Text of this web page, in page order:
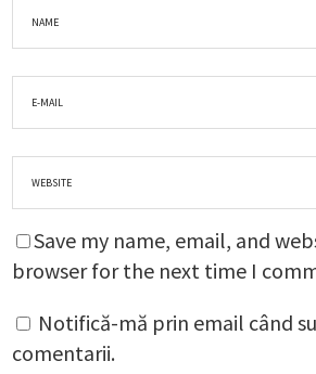
Save my name, email, and
browser for the next time I
Notifică-mă prin email când
comentarii.